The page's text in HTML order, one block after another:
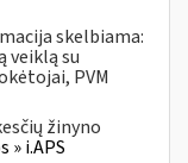
skelbiama:
veiklą su
PVM
žinyno
i.APS